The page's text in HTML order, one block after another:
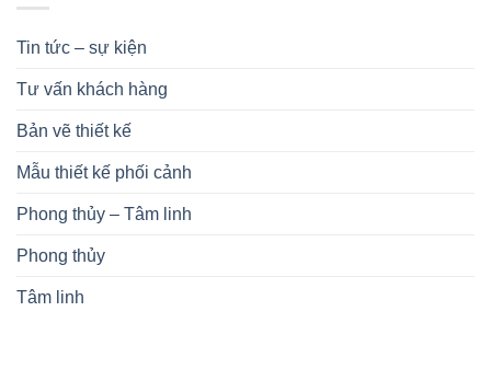
Tin tức – sự kiện
Tư vấn khách hàng
Bản vẽ thiết kế
Mẫu thiết kế phối cảnh
Phong thủy – Tâm linh
Phong thủy
Tâm linh